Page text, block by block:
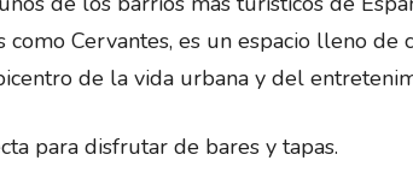
como Cervantes, es un espacio lleno
de la vida urbana y del
para disfrutar de bares y tapas.